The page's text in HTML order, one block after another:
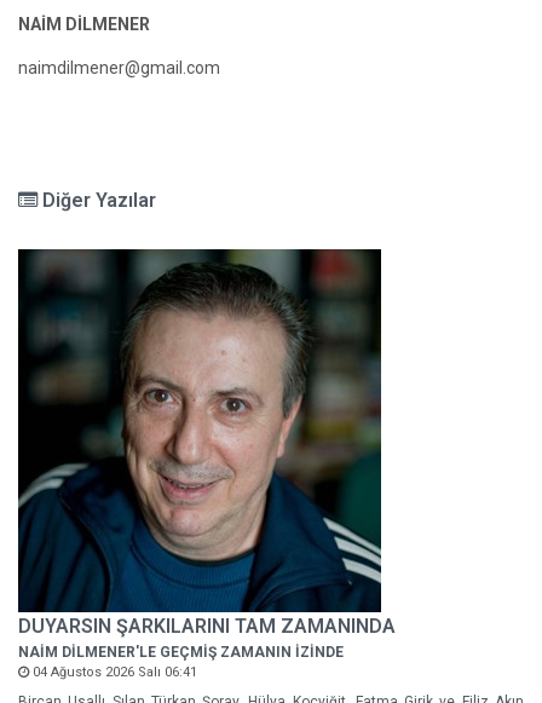
NAİM DİLMENER
naimdilmener@gmail.com
Diğer Yazılar
DUYARSIN ŞARKILARINI TAM ZAMANINDA
NAİM DİLMENER'LE GEÇMİŞ ZAMANIN İZİNDE
04 Ağustos 2026 Salı 06:41